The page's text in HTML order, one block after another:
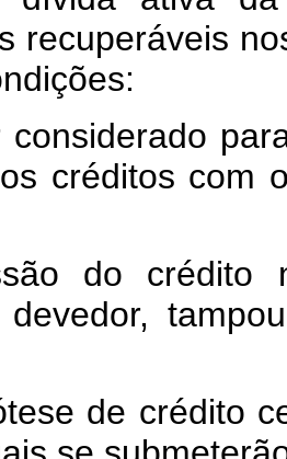
recuperáveis
créditos com
do crédito
de crédito